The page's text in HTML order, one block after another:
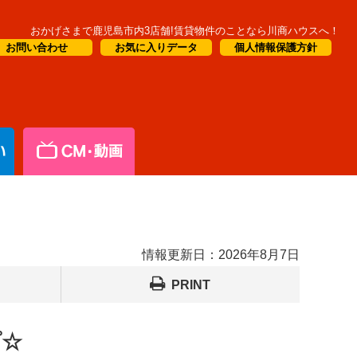
おかげさまで鹿児島市内3店舗!賃貸物件のことなら川商ハウスへ！
個人情報保護方針
お気に入りデータ
お問い合わせ
情報更新日： 2026年8月7日
PRINT
☆